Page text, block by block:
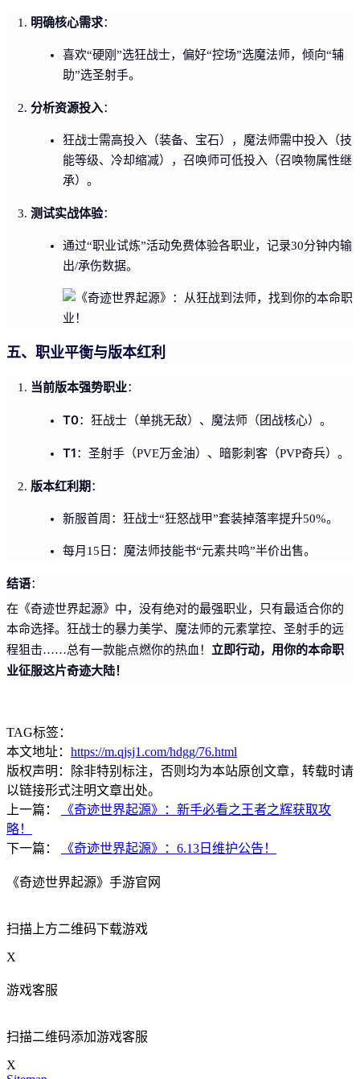
明确核心需求：
喜欢“硬刚”选狂战士，偏好“控场”选魔法师，倾向“辅
助”选圣射手。
分析资源投入：
狂战士需高投入（装备、宝石），魔法师需中投入（技
能等级、冷却缩减），召唤师可低投入（召唤物属性继
承）。
测试实战体验：
通过“职业试炼”活动免费体验各职业，记录30分钟内输
出/承伤数据。
五、职业平衡与版本红利
当前版本强势职业：
T0：狂战士（单挑无敌）、魔法师（团战核心）。
T1：圣射手（PVE万金油）、暗影刺客（PVP奇兵）。
版本红利期：
新服首周：狂战士“狂怒战甲”套装掉落率提升50%。
每月15日：魔法师技能书“元素共鸣”半价出售。
结语：
在《奇迹世界起源》中，没有绝对的最强职业，只有最适合你的
本命选择。狂战士的暴力美学、魔法师的元素掌控、圣射手的远
程狙击……总有一款能点燃你的热血！ 立即行动，用你的本命职
业征服这片奇迹大陆！
TAG标签：
本文地址： https://m.qjsj1.com/hdgg/76.html
版权声明：除非特别标注，否则均为本站原创文章，转载时请
以链接形式注明文章出处。
上一篇：
《奇迹世界起源》：新手必看之王者之辉获取攻
略！
下一篇：
《奇迹世界起源》：6.13日维护公告！
《奇迹世界起源》手游官网
扫描上方二维码下载游戏
X
游戏客服
扫描二维码添加游戏客服
X